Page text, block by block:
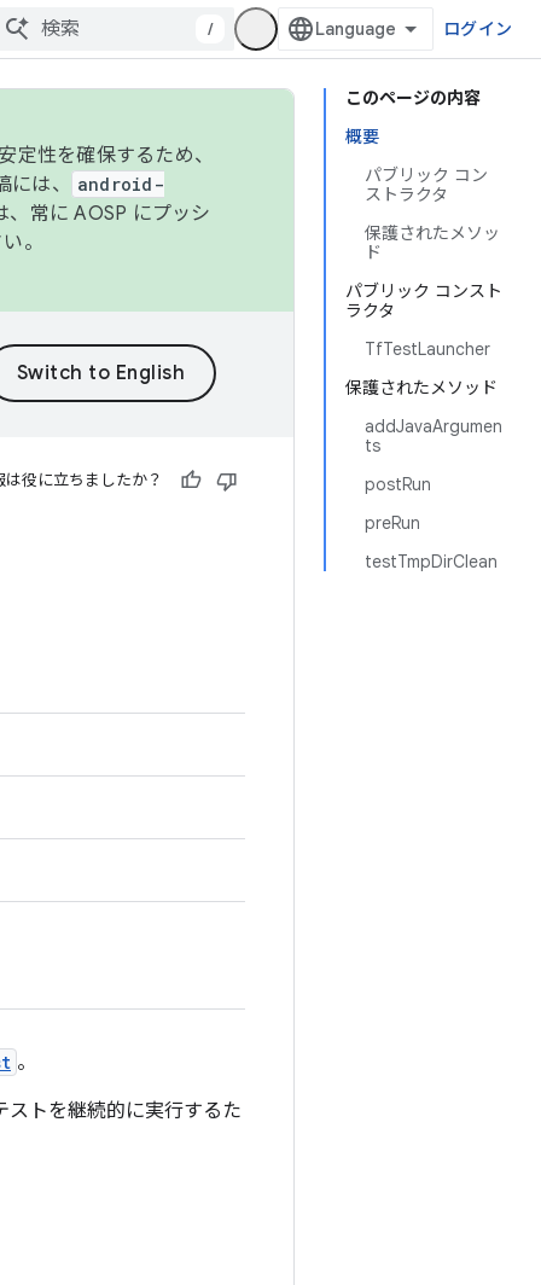
/ ログイン
このページの内容
概要
パブリック コン
ストラクタ
保護されたメソッ
ド
パブリック コンスト
ラクタ
TfTestLauncher
保護されたメソッド
addJavaArgumen
ts
postRun
preRun
testTmpDirClean
性を確保するため、
は、
android-
常に AOSP にプッシ
。
は役に立ちましたか？
。
ストを継続的に実行するた